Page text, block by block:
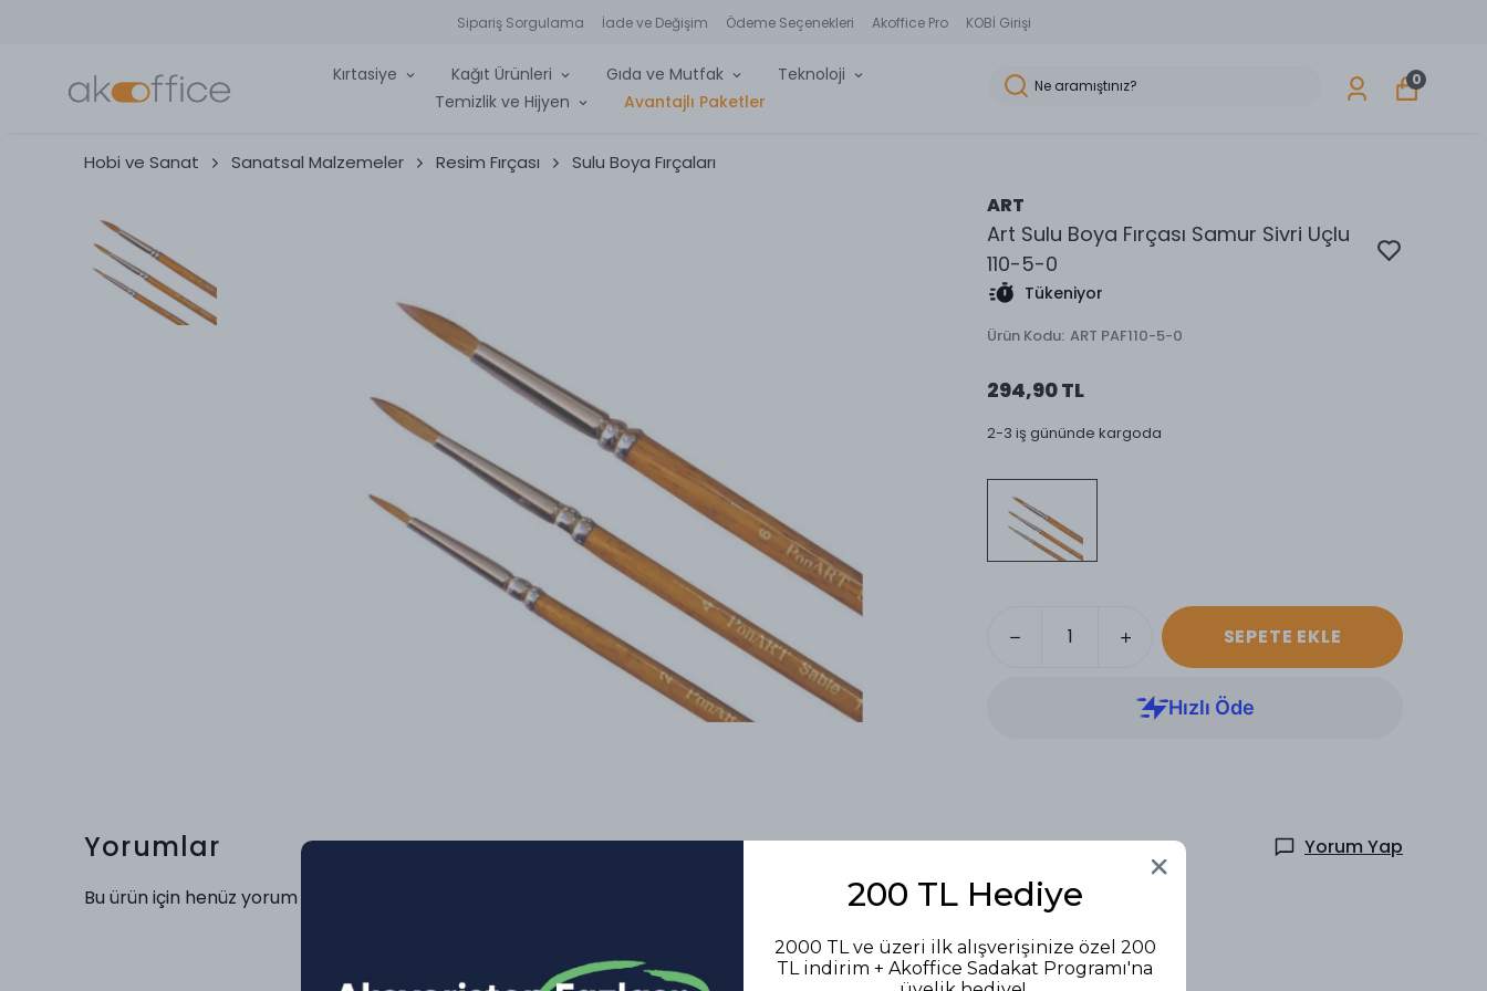
Sipariş Sorgulama İade ve Değişim Ödeme Seçenekleri Akoffice Pro KOBİ Girişi
Kırtasiye Kağıt Ürünleri Gıda ve Mutfak
Teknoloji
Temizlik ve Hijyen
Avantajlı Paketler
0
Hobi ve Sanat Sanatsal Malzemeler Resim Fırçası Sulu Boya Fırçaları
ART
Art Sulu Boya Fırçası Samur Sivri Uçlu
110-5-0
Tükeniyor
Ürün Kodu: ART PAF110-5-0
294,90 TL
2-3 iş gününde kargoda
SEPETE EKLE
Yorumlar
Yorum Yap
Bu ürün için henüz yorum yapılmamış.
200 TL Hediye
2000 TL ve üzeri ilk alışverişinize özel 200
TL indirim + Akoffice Sadakat Programı'na